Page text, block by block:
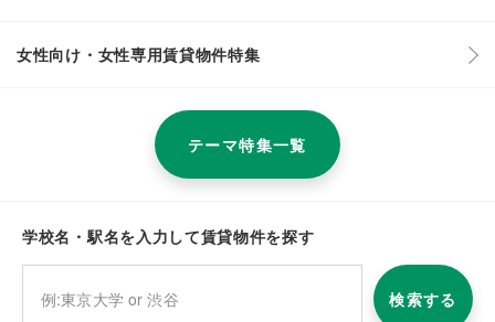
女性向け・女性専用賃貸物件特集
テーマ特集一覧
学校名・駅名を入力して賃貸物件を探す
検索する